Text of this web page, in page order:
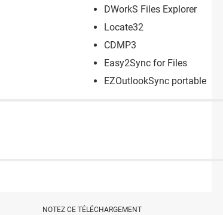
DWorkS Files Explorer
Locate32
CDMP3
Easy2Sync for Files
EZOutlookSync portable
NOTEZ CE TÉLÉCHARGEMENT